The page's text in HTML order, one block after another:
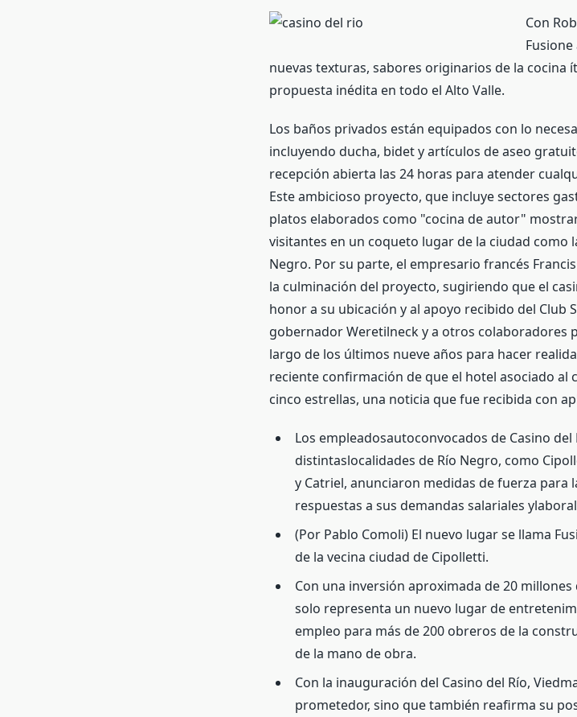
Con
nuevas texturas, sabores originarios de la cocina
propuesta inédita en todo el Alto Valle.
Los baños privados están equipados con lo
incluyendo ducha, bidet y artículos de aseo
recepción abierta las 24 horas para atender
Este ambicioso proyecto, que incluye sectores
platos elaborados como "cocina de autor"
visitantes en un coqueto lugar de la ciudad como
Negro. Por su parte, el empresario francés
la culminación del proyecto, sugiriendo que el
honor a su ubicación y al apoyo recibido del Club
gobernador Weretilneck y a otros colaboradores
largo de los últimos nueve años para hacer
reciente confirmación de que el hotel asociado al
cinco estrellas, una noticia que fue recibida con
Los empleadosautoconvocados de Casino del
distintaslocalidades de Río Negro, como
y Catriel, anunciaron medidas de fuerza para
respuestas a sus demandas salariales
(Por Pablo Comoli) El nuevo lugar se llama
de la vecina ciudad de Cipolletti.
Con una inversión aproximada de 20
solo representa un nuevo lugar de
empleo para más de 200 obreros de la
de la mano de obra.
Con la inauguración del Casino del Río,
prometedor, sino que también reafirma su